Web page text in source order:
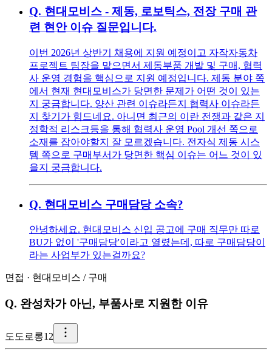
Q. 현대모비스 - 제동, 로보틱스, 전장 구매 관
련 현안 이슈 질문입니다.
이번 2026년 상반기 채용에 지원 예정이고 자작자동차
프로젝트 팀장을 맡으면서 제동부품 개발 및 구매, 협력
사 운영 경험을 핵심으로 지원 예정입니다. 제동 분야 쪽
에서 현재 현대모비스가 당면한 문제가 어떤 것이 있는
지 궁금합니다. 양산 관련 이슈라든지 협력사 이슈라든
지 찾기가 힘드네요. 아니면 최근의 이란 전쟁과 같은 지
정학적 리스크등을 통해 협력사 운영 Pool 개선 쪽으로
소재를 잡아야할지 잘 모르겠습니다. 전자식 제동 시스
템 쪽으로 구매부서가 당면한 핵심 이슈는 어느 것이 있
을지 궁금합니다.
Q. 현대모비스 구매담당 소속?
안녕하세요. 현대모비스 신입 공고에 구매 직무만 따로
BU가 없이 '구매담당'이라고 열렸는데, 따로 구매담당이
라는 사업부가 있는걸까요?
면접 · 현대모비스 / 구매
Q. 완성차가 아닌, 부품사로 지원한 이유
도 도로롱12